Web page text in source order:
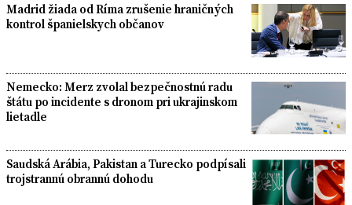
Madrid žiada od Ríma zrušenie hraničných
kontrol španielskych občanov
Nemecko: Merz zvolal bezpečnostnú radu
štátu po incidente s dronom pri ukrajinskom
lietadle
Saudská Arábia, Pakistan a Turecko podpísali
trojstrannú obrannú dohodu